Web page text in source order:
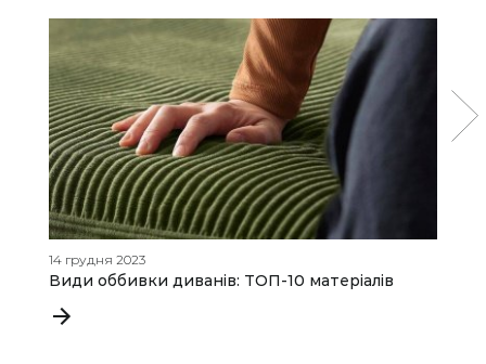
14 грудня 2023
Види оббивки диванів: ТОП-10 матеріалів